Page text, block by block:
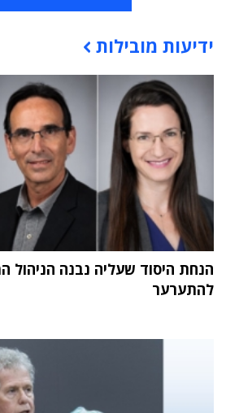
תוכן פרסומי
ידיעות מובילות
הנחת היסוד שעליה נבנה הניהול
להתערער